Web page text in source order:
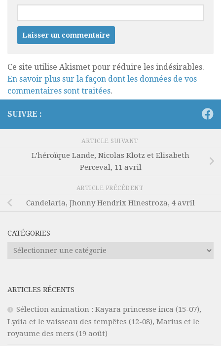
Ce site utilise Akismet pour réduire les indésirables.
En savoir plus sur la façon dont les données de vos
commentaires sont traitées.
SUIVRE :
ARTICLE SUIVANT
L’héroïque Lande, Nicolas Klotz et Elisabeth
Perceval, 11 avril
ARTICLE PRÉCÉDENT
Candelaria, Jhonny Hendrix Hinestroza, 4 avril
CATÉGORIES
Catégories
ARTICLES RÉCENTS
Sélection animation : Kayara princesse inca (15-07),
Lydia et le vaisseau des tempêtes (12-08), Marius et le
royaume des mers (19 août)